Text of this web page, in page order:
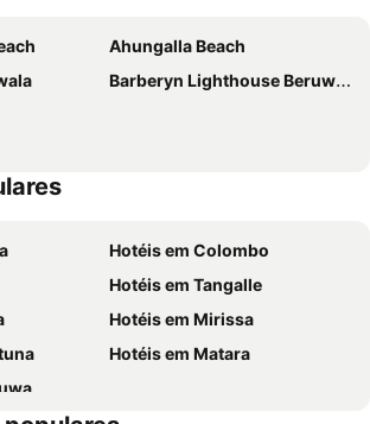
Kalla Bongo Lake
La Luna
Ahungalla Beach
Barberyn Lighthouse Beruwala
Hotéis em Colombo
Hotéis em Tangalle
Hotéis em Mirissa
Hotéis em Matara